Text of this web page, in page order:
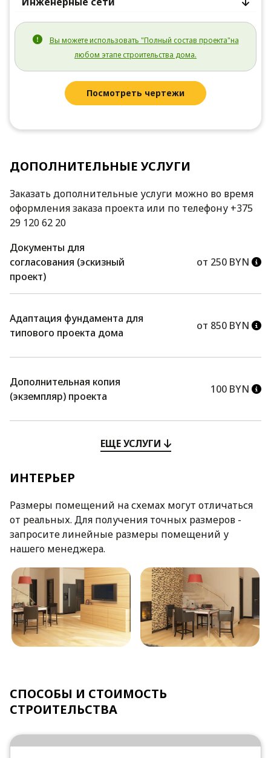
Вы можете использовать "Полный состав проекта"на
любом этапе строительства дома.
Посмотреть чертежи
ДОПОЛНИТЕЛЬНЫЕ УСЛУГИ
Заказать дополнительные услуги можно во время
оформления заказа проекта или по телефону +375
29 120 62 20
Документы для
согласования (эскизный
проект)
от 250 BYN
Адаптация фундамента для
типового проекта дома
от 850 BYN
Дополнительная копия
(экземпляр) проекта
100 BYN
ЕЩЕ УСЛУГИ
ИНТЕРЬЕР
Размеры помещений на схемах могут отличаться
от реальных. Для получения точных размеров -
запросите линейные размеры помещений у
нашего менеджера.
СПОСОБЫ И СТОИМОСТЬ
СТРОИТЕЛЬСТВА